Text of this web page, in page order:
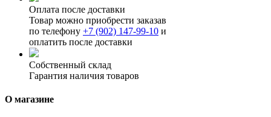
Оплата после доставки
Товар можно приобрести заказав
по телефону +7 (902) 147-99-10 и
оплатить после доставки
Собственный склад
Гарантия наличия товаров
О магазине